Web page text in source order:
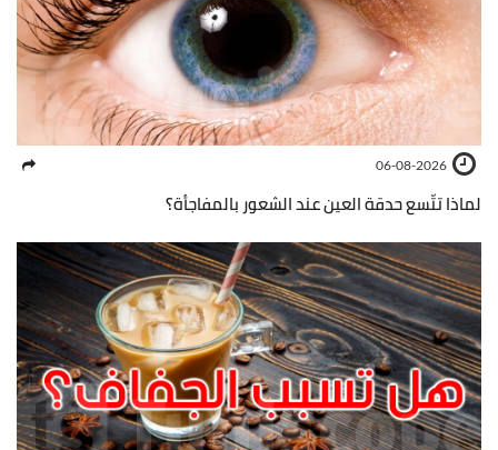
06-08-2026
لماذا تتّسع حدقة العين عند الشعور بالمفاجأة؟